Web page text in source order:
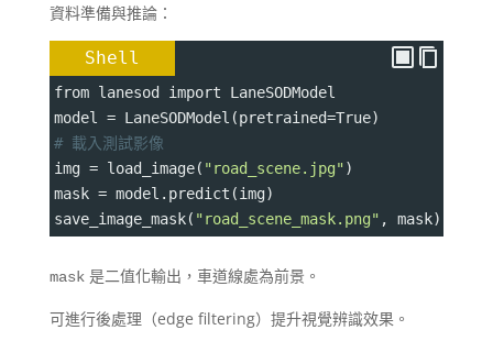
資料準備與推論：
Shell
from lanesod import LaneSODModel
model = LaneSODModel (pretrained=True)
# 載入測試影像
img = load_image( "road_scene.jpg" )
mask = model.predict(img)
save_image_mask( "road_scene_mask.png" , mask)
mask是二值化輸出，車道線處為前景。
可進行後處理（edge filtering）提升視覺辨識效果。